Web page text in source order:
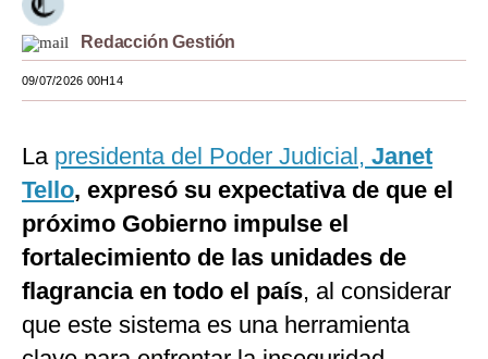
EEUU
México
Internacional
Tecnología
Club del Suscriptor
Mix
G de Gestión
Redacción Gestión
09/07/2026 00H14
La presidenta del Poder Judicial, Janet
Tello, expresó su expectativa de que el
próximo Gobierno impulse el
fortalecimiento de las unidades de
flagrancia en todo el país, al considerar
que este sistema es una herramienta